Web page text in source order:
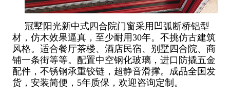
冠墅阳光新中式四合院门窗采用凹弧断桥铝型
材，仿木效果逼真，至少耐用30年。不挑仿古建筑
风格。适合餐厅茶楼、酒店民宿、别墅四合院、商
铺一条街等等。配置中空钢化玻璃，进口防撬五金
配件，不锈钢承重铰链，超静音滑撑。成品全国发
货，安装简便，5年质保，欢迎咨询定制。